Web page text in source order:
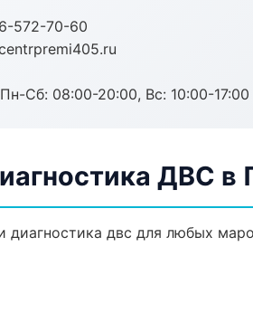
572-70-60
Пн-Сб: 08:00-20:00, Вс: 10:00-17:00
ДВС в
диагностика двс для любых